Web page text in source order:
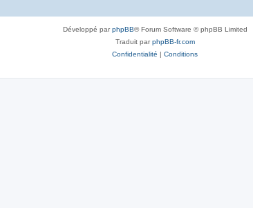
Développé parphpBB® Forum Software © phpBB Limited
Traduit parphpBB-fr.com
Confidentialité | Conditions